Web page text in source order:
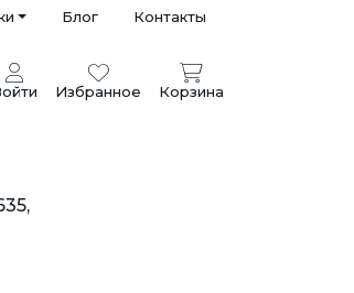
Блог Контакты
Избранное Корзина